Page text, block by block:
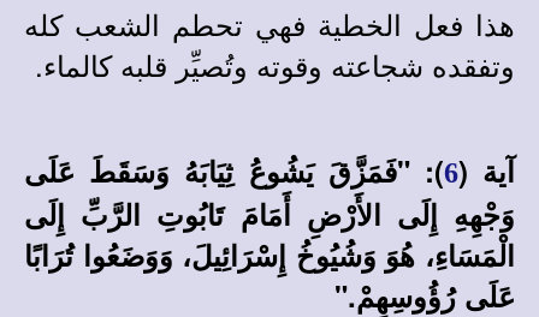
هذا فعل الخطية فهي تحطم الشعب كله
وتفقده شجاعته وقوته وتُصيِّر قلبه كالماء.
آية (6
):"فَمَزَّقَ يَشُوعُ ثِيَابَهُ وَسَقَطَ عَلَى
وَجْهِهِ إِلَى الأَرْضِ أَمَامَ تَابُوتِ الرَّبِّ إِلَى
الْمَسَاءِ، هُوَ وَشُيُوخُ إِسْرَائِيلَ، وَوَضَعُوا تُرَابًا
عَلَى رُؤُوسِهِمْ."